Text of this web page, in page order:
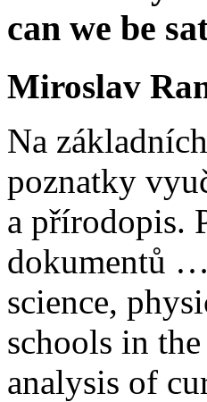
can we be
Miroslav
Na
poznatky
a přírodopis.
dokumentů …
science,
schools in
analysis of